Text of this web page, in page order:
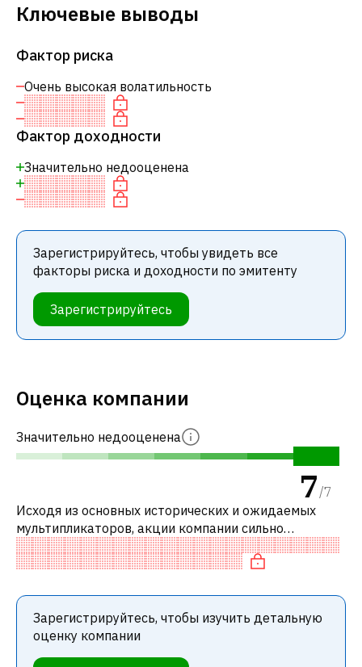
Ключевые выводы
Фактор риска
Очень высокая волатильность
Фактор доходности
Значительно недооценена
Зарегистрируйтесь, чтобы увидеть все
факторы риска и доходности по эмитенту
Зарегистрируйтесь
Оценка компании
Значительно недооценена
7/7
Исходя из основных исторических и ожидаемых
мультипликаторов, акции компании сильно
недооценены по сравнению с аналогичными
компаниями. В частности, акция компании недооц
Зарегистрируйтесь, чтобы изучить детальную
оценку компании